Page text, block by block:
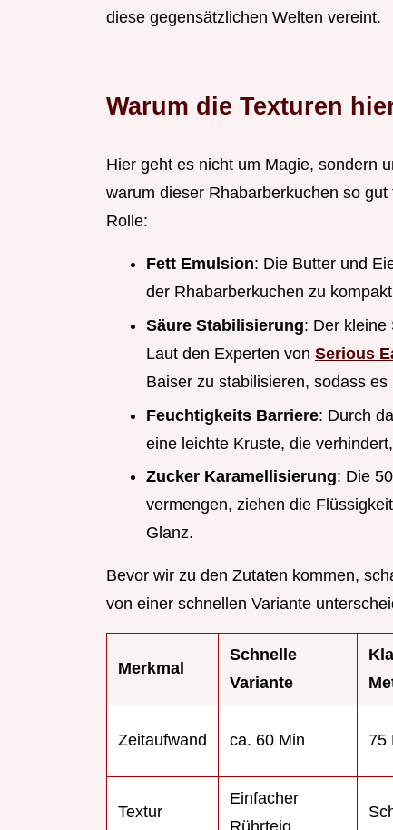
diese gegensätzlichen Welten vereint.
Warum die Texturen
Hier geht es nicht um Magie, sondern
warum dieser Rhabarberkuchen so
Rolle:
Fett Emulsion: Die Butter und
der Rhabarberkuchen zu
Säure Stabilisierung: Der kleine
Laut den Experten von Serious
Baiser zu stabilisieren, sodass
Feuchtigkeits Barriere: Durch
eine leichte Kruste, die
Zucker Karamellisierung: Die
vermengen, ziehen die
Glanz.
Bevor wir zu den Zutaten kommen,
von einer schnellen Variante
Merkmal
Schnelle
Variante
Zeitaufwand ca. 60 Min 75
Textur
Einfacher